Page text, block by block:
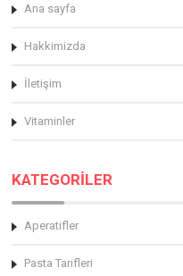
Ana sayfa
Hakkimizda
İletişim
Vitaminler
KATEGORİLER
Aperatifler
Pasta Tarifleri